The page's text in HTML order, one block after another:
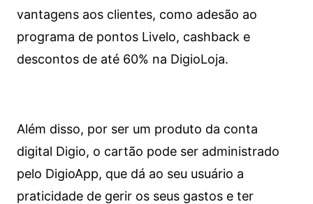
vantagens aos clientes, como adesão ao
programa de pontos Livelo, cashback e
descontos de até 60% na DigioLoja.
Além disso, por ser um produto da conta
digital Digio, o cartão pode ser administrado
pelo DigioApp, que dá ao seu usuário a
praticidade de gerir os seus gastos e ter